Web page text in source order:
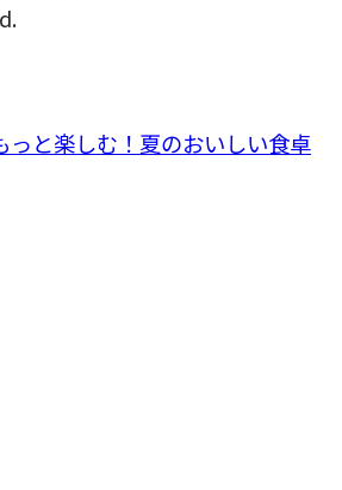
っと楽しむ！夏のおいしい食卓